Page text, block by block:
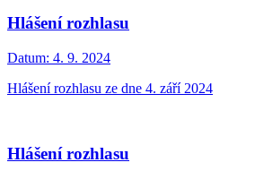
Hlášení rozhlasu
Datum: 4. 9. 2024
Hlášení rozhlasu ze dne 4. září 2024
Hlášení rozhlasu